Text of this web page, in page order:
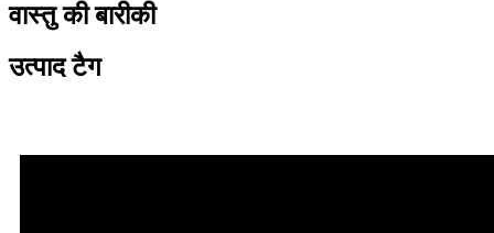
वास्तु की बारीकी
उत्पाद टैग